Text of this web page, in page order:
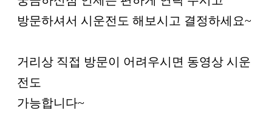
방문하셔서 시운전도 해보시고 결정하세요~
거리상 직접 방문이 어려우시면 동영상 시운
전도
가능합니다~